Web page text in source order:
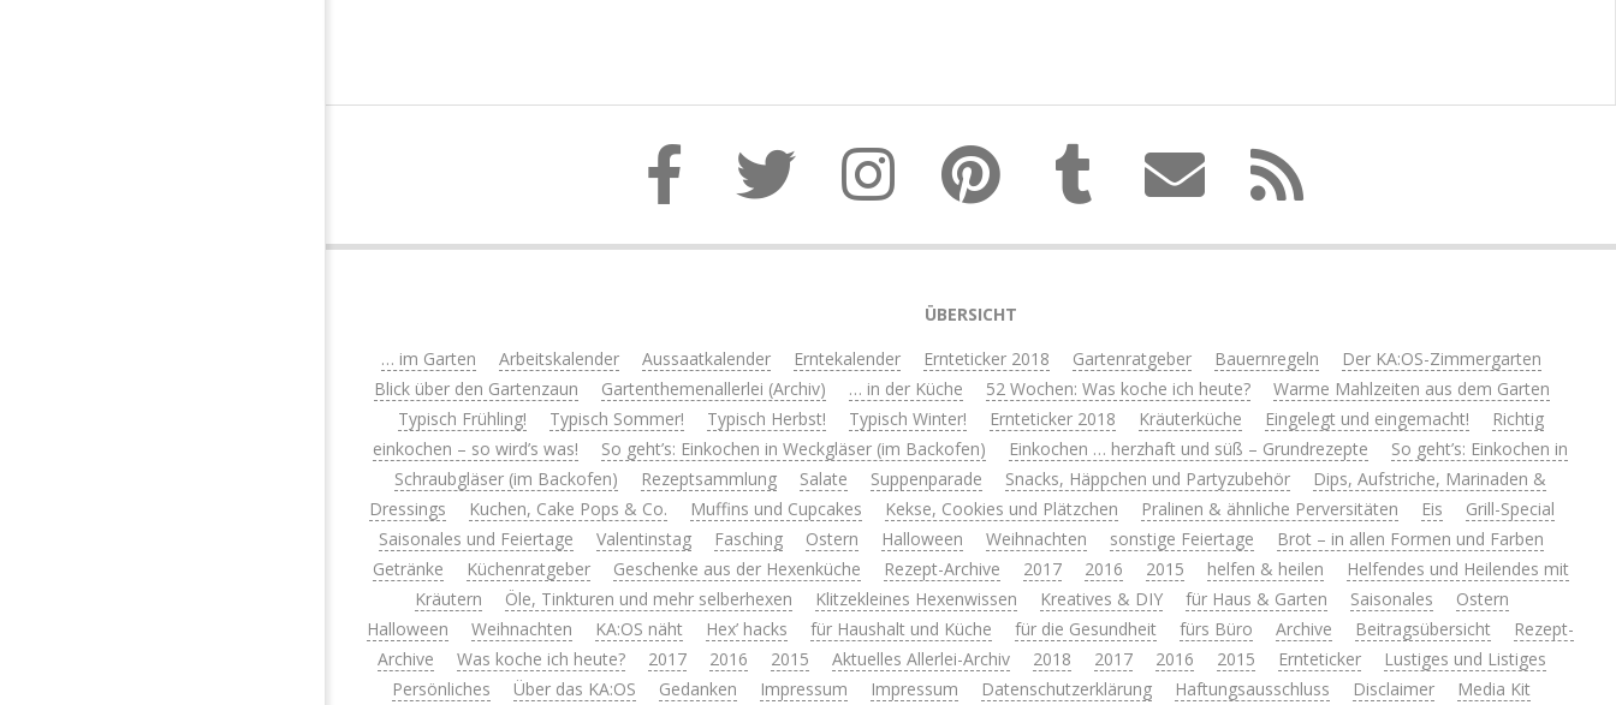
ÜBERSICHT
… im Garten
Arbeitskalender Aussaatkalender Erntekalender Ernteticker 2018 Gartenratgeber Bauernregeln
Der KA:OS-Zimmergarten
Blick über den Gartenzaun
Gartenthemenallerlei (Archiv) … in der Küche 52 Wochen: Was koche ich heute?
Warme Mahlzeiten aus dem Garten
Typisch Frühling!
Typisch Sommer! Typisch Herbst! Typisch Winter! Ernteticker 2018 Kräuterküche Eingelegt und eingemacht!
Richtig
einkochen – so wird’s was!
So geht’s: Einkochen in Weckgläser (im Backofen) Einkochen … herzhaft und süß – Grundrezepte
So geht’s: Einkochen in
Schraubgläser (im Backofen)
Rezeptsammlung Salate Suppenparade Snacks, Häppchen und Partyzubehör
Dips, Aufstriche, Marinaden &
Dressings
Kuchen, Cake Pops & Co. Muffins und Cupcakes Kekse, Cookies und Plätzchen Pralinen & ähnliche Perversitäten Eis
Grill-Special
Saisonales und Feiertage
Valentinstag Fasching Ostern Halloween Weihnachten sonstige Feiertage
Brot – in allen Formen und Farben
Getränke
Küchenratgeber Geschenke aus der Hexenküche Rezept-Archive 2017 2016 2015 helfen & heilen
Helfendes und Heilendes mit
Kräutern
Öle, Tinkturen und mehr selberhexen Klitzekleines Hexenwissen Kreatives & DIY für Haus & Garten Saisonales
Ostern
Halloween
Weihnachten KA:OS näht Hex’ hacks für Haushalt und Küche für die Gesundheit fürs Büro Archive Beitragsübersicht
Rezept-
Archive
Was koche ich heute? 2017 2016 2015 Aktuelles Allerlei-Archiv 2018 2017 2016 2015 Ernteticker
Lustiges und Listiges
Persönliches
Über das KA:OS Gedanken Impressum Impressum Datenschutzerklärung Haftungsausschluss Disclaimer Media Kit